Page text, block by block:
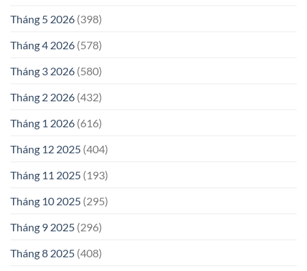
Tháng 5 2026 (398)
Tháng 4 2026 (578)
Tháng 3 2026 (580)
Tháng 2 2026 (432)
Tháng 1 2026 (616)
Tháng 12 2025 (404)
Tháng 11 2025 (193)
Tháng 10 2025 (295)
Tháng 9 2025 (296)
Tháng 8 2025 (408)